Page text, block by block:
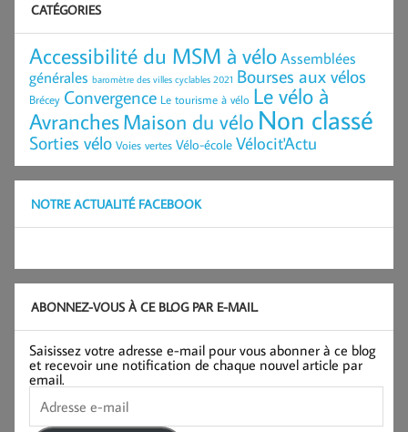
CATÉGORIES
Accessibilité du MSM à véloAssemblées
générales baromètre des villes cyclables 2021 Bourses aux vélos
Brécey Convergence Le tourisme à vélo Le vélo à
AvranchesMaison du vélo Non classé
Sorties vélo Voies vertes Vélo-école Vélocit'Actu
NOTRE ACTUALITÉ FACEBOOK
ABONNEZ-VOUS À CE BLOG PAR E-MAIL.
Saisissez votre adresse e-mail pour vous abonner à ce blog
et recevoir une notification de chaque nouvel article par
email.
Adresse
e-
mail